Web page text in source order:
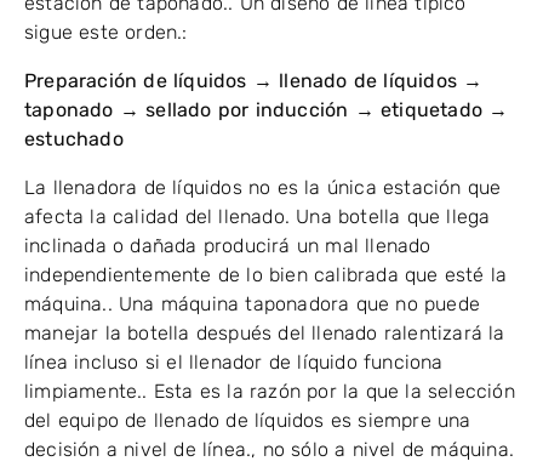
sigue este orden.:
Preparación de líquidos → llenado de líquidos →
taponado → sellado por inducción → etiquetado →
estuchado
La llenadora de líquidos no es la única estación que
afecta la calidad del llenado. Una botella que llega
inclinada o dañada producirá un mal llenado
independientemente de lo bien calibrada que esté la
máquina.. Una máquina taponadora que no puede
manejar la botella después del llenado ralentizará la
línea incluso si el llenador de líquido funciona
limpiamente.. Esta es la razón por la que la selección
del equipo de llenado de líquidos es siempre una
decisión a nivel de línea., no sólo a nivel de máquina.